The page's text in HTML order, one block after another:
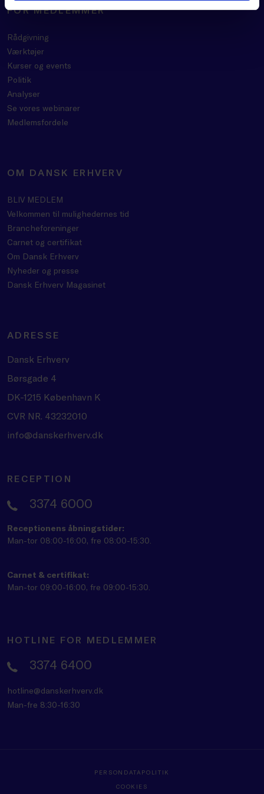
FOR MEDLEMMER
Rådgivning
Værktøjer
Kurser og events
Politik
Analyser
Se vores webinarer
Medlemsfordele
OM DANSK ERHVERV
BLIV MEDLEM
Velkommen til mulighedernes tid
Brancheforeninger
Carnet og certifikat
Om Dansk Erhverv
Nyheder og presse
Dansk Erhverv Magasinet
ADRESSE
Dansk Erhverv
Børsgade 4
DK-1215 København K
CVR NR. 43232010
info@danskerhverv.dk
RECEPTION
3374 6000
Receptionens åbningstider:
Man-tor 08:00-16:00, fre 08:00-15:30.
Carnet & certifikat:
Man-tor 09:00-16:00, fre 09:00-15:30.
HOTLINE FOR MEDLEMMER
3374 6400
hotline@danskerhverv.dk
Man-fre 8:30-16:30
PERSONDATAPOLITIK
COOKIES